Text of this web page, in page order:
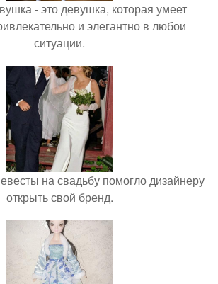
- это девушка, которая умеет
и элегантно в любои
ситуации.
на свадьбу помогло дизайнеру
открыть свой бренд.